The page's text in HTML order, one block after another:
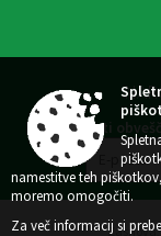
Želite ostati
Zasnova,
namestitve teh
moremo omogočiti.
Za več informacij si